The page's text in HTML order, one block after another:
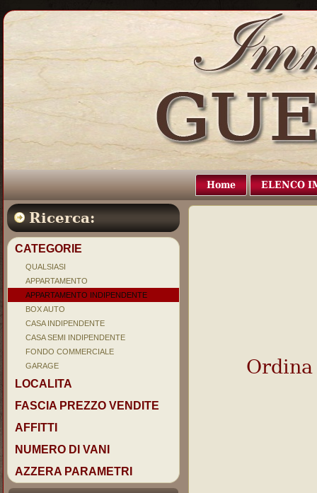
Home ELENCO
Ricerca:
CATEGORIE
QUALSIASI
APPARTAMENTO
APPARTAMENTO INDIPENDENTE
BOX AUTO
CASA INDIPENDENTE
CASA SEMI INDIPENDENTE
FONDO COMMERCIALE
GARAGE
LOCALITA
FASCIA PREZZO VENDITE
AFFITTI
NUMERO DI VANI
AZZERA PARAMETRI